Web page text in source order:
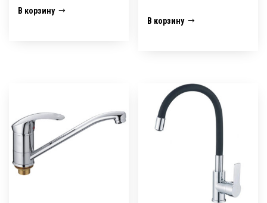
В корзину
В корзину